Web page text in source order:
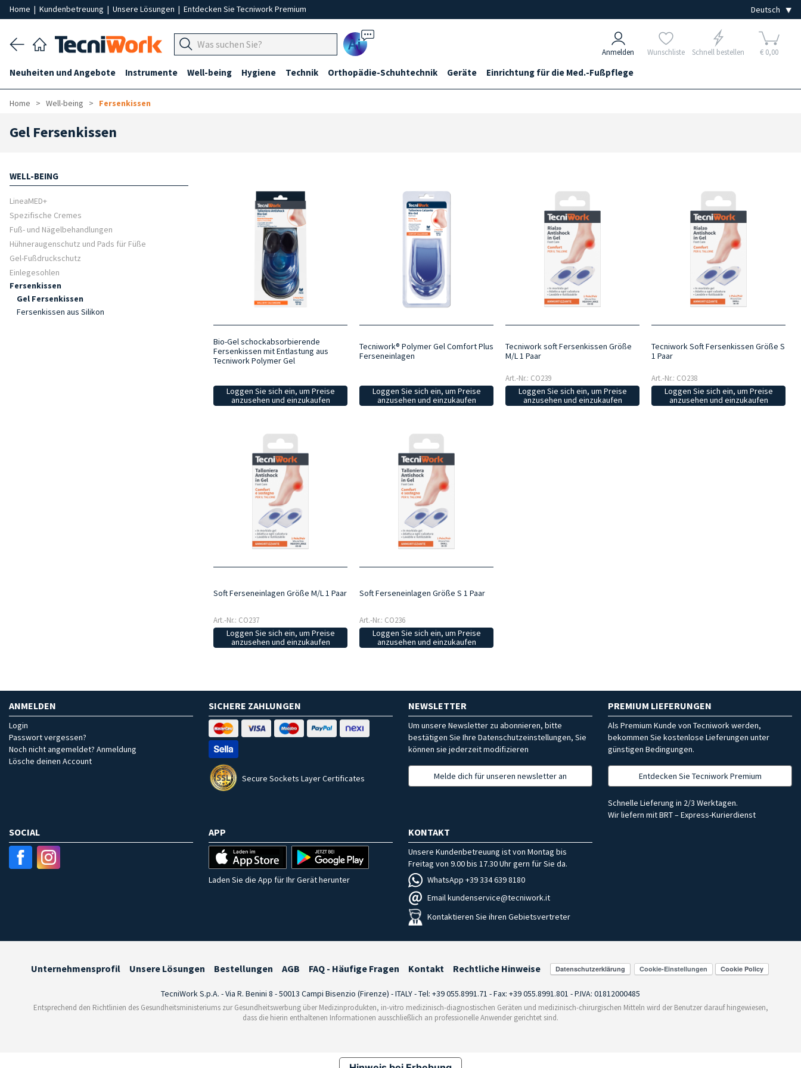
Home | Kundenbetreuung | Unsere Lösungen | Entdecken Sie Tecniwork Premium
Ai Anmelden Wunschliste Schnell bestellen € 0,00
Neuheiten und Angebote Instrumente Well-being Hygiene Technik Orthopädie-Schuhtechnik Geräte Einrichtung für die Med.-Fußpflege
Home Well-being Fersenkissen
Gel Fersenkissen
WELL-BEING
LineaMED+
Spezifische Cremes
Fuß- und Nägelbehandlungen
Hühneraugenschutz und Pads für Füße
Gel-Fußdruckschutz
Einlegesohlen
Fersenkissen
Gel Fersenkissen
Fersenkissen aus Silikon
Bio-Gel schockabsorbierende
Fersenkissen mit Entlastung aus
Tecniwork Polymer Gel
Loggen Sie sich ein, um Preise
anzusehen und einzukaufen
Tecniwork® Polymer Gel Comfort Plus
Ferseneinlagen
Loggen Sie sich ein, um Preise
anzusehen und einzukaufen
Tecniwork soft Fersenkissen Größe
M/L 1 Paar
Art.-Nr.: CO239
Loggen Sie sich ein, um Preise
anzusehen und einzukaufen
Tecniwork Soft Fersenkissen Größe S
1 Paar
Art.-Nr.: CO238
Loggen Sie sich ein, um Preise
anzusehen und einzukaufen
Soft Ferseneinlagen Größe M/L 1 Paar
Art.-Nr.: CO237
Loggen Sie sich ein, um Preise
anzusehen und einzukaufen
Soft Ferseneinlagen Größe S 1 Paar
Art.-Nr.: CO236
Loggen Sie sich ein, um Preise
anzusehen und einzukaufen
ANMELDEN
Login
Passwort vergessen?
Noch nicht angemeldet? Anmeldung
Lösche deinen Account
SICHERE ZAHLUNGEN
Secure Sockets Layer Certificates
NEWSLETTER
Um unsere Newsletter zu abonnieren, bitte
bestätigen Sie Ihre Datenschutzeinstellungen, Sie
können sie jederzeit modifizieren
Melde dich für unseren newsletter an
PREMIUM LIEFERUNGEN
Als Premium Kunde von Tecniwork werden,
bekommen Sie kostenlose Lieferungen unter
günstigen Bedingungen.
Entdecken Sie Tecniwork Premium
Schnelle Lieferung in 2/3 Werktagen.
Wir liefern mit BRT – Express-Kurierdienst
SOCIAL APP
Laden Sie die App für Ihr Gerät herunter
KONTAKT
Unsere Kundenbetreuung ist von Montag bis
Freitag von 9.00 bis 17.30 Uhr gern für Sie da.
WhatsApp +39 334 639 8180
Email kundenservice@tecniwork.it
Kontaktieren Sie ihren Gebietsvertreter
Unternehmensprofil Unsere Lösungen Bestellungen AGB FAQ - Häufige Fragen Kontakt Rechtliche Hinweise Cookie-Einstellungen
TecniWork S.p.A. - Via R. Benini 8 - 50013 Campi Bisenzio (Firenze) - ITALY - Tel: +39 055.8991.71 - Fax: +39 055.8991.801 - P.IVA: 01812000485
Entsprechend den Richtlinien des Gesundheitsministeriums zur Gesundheitswerbung über Medizinprodukten, in-vitro medizinisch-diagnostischen Geräten und medizinisch-chirurgischen Mitteln wird der Benutzer darauf hingewiesen,
dass die hierin enthaltenen Informationen ausschließlich an professionelle Anwender gerichtet sind.